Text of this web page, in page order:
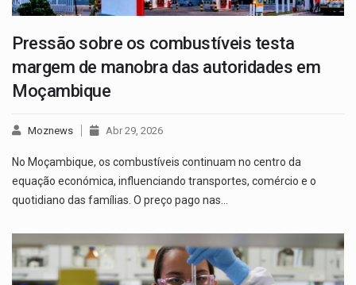
Pressão sobre os combustíveis testa
margem de manobra das autoridades em
Moçambique
Moznews Abr 29, 2026
No Moçambique, os combustíveis continuam no centro da
equação económica, influenciando transportes, comércio e o
quotidiano das famílias. O preço pago nas…